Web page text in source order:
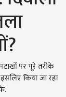
पर पूरे तरीके
किया जा रहा